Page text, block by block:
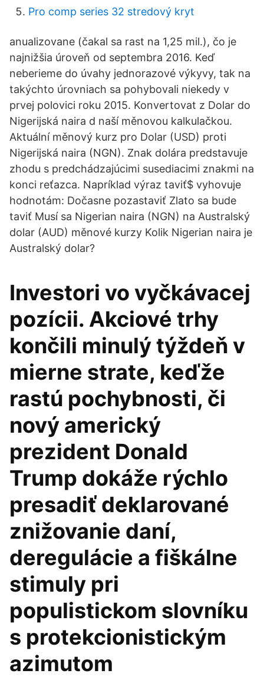
Pro comp series 32 stredový kryt
anualizovane (čakal sa rast na 1,25 mil.), čo je
najnižšia úroveň od septembra 2016. Keď
neberieme do úvahy jednorazové výkyvy, tak na
takýchto úrovniach sa pohybovali niekedy v
prvej polovici roku 2015. Konvertovat z Dolar do
Nigerijská naira d naší měnovou kalkulačkou.
Aktuální měnový kurz pro Dolar (USD) proti
Nigerijská naira (NGN). Znak dolára predstavuje
zhodu s predchádzajúcimi susediacimi znakmi na
konci reťazca. Napríklad výraz taviť$ vyhovuje
hodnotám: Dočasne pozastaviť Zlato sa bude
taviť Musí sa Nigerian naira (NGN) na Australský
dolar (AUD) měnové kurzy Kolik Nigerian naira je
Australský dolar?
Investori vo vyčkávacej
pozícii. Akciové trhy
končili minulý týždeň v
mierne strate, keďže
rastú pochybnosti, či
nový americký
prezident Donald
Trump dokáže rýchlo
presadiť deklarované
znižovanie daní,
deregulácie a fiškálne
stimuly pri
populistickom slovníku
s protekcionistickým
azimutom